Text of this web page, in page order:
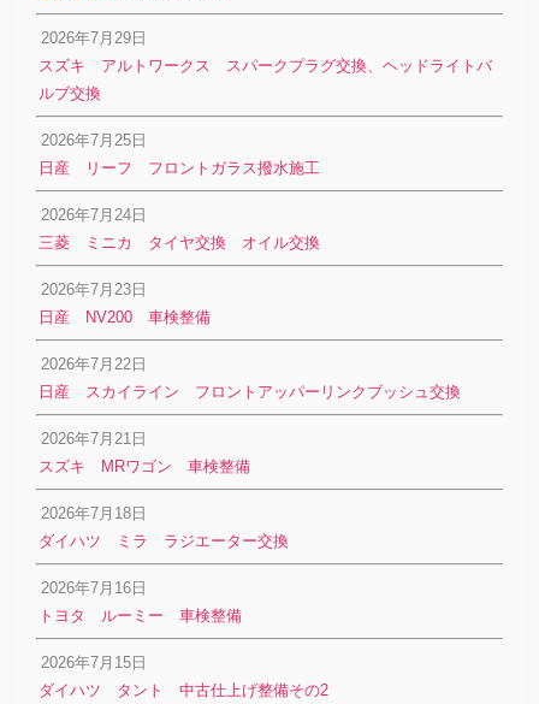
2026年7月29日
スズキ アルトワークス スパークプラグ交換、ヘッドライトバ
ルブ交換
2026年7月25日
日産 リーフ フロントガラス撥水施工
2026年7月24日
三菱 ミニカ タイヤ交換 オイル交換
2026年7月23日
日産 NV200 車検整備
2026年7月22日
日産 スカイライン フロントアッパーリンクブッシュ交換
2026年7月21日
スズキ MRワゴン 車検整備
2026年7月18日
ダイハツ ミラ ラジエーター交換
2026年7月16日
トヨタ ルーミー 車検整備
2026年7月15日
ダイハツ タント 中古仕上げ整備その2